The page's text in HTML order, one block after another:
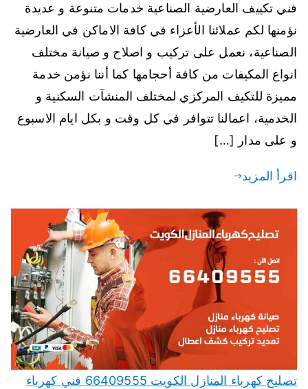
فني تكييف العارضية الصناعية خدمات متنوعة و عديدة
نؤمنها لكم عملائنا الأعزاء في كافة الاماكن في العارضية
الصناعية، نعمل على تركيب و اصلاح و صيانة مختلف
انواع المكيفات من كافة أحجامها كما أننا نؤمن خدمة
مميزة للتكيف المركزي لمختلف المنشآت السكنية و
الخدمية، اعمالنا تتوافر في كل وقت و بكل ايام الاسبوع
و على مدار […]
اقرأ المزيد
تصليح كهرباء المنازل الكويت 66409555 فني كهرباء